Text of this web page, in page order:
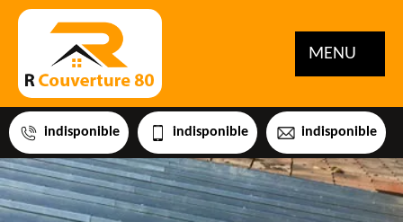
MENU
indisponible indisponible indisponible